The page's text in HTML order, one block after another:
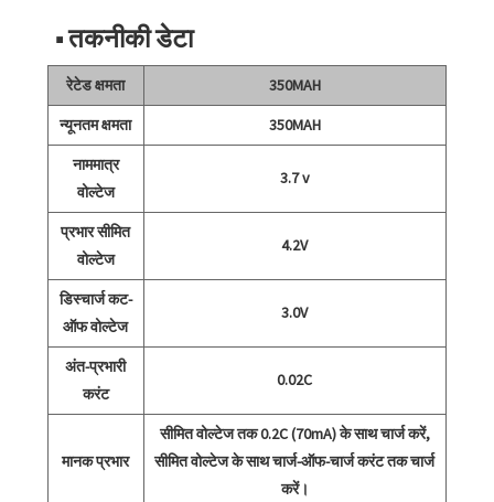
■ तकनीकी डेटा
रेटेड क्षमता
350MAH
न्यूनतम क्षमता
350MAH
नाममात्र
वोल्टेज
3.7 v
प्रभार सीमित
वोल्टेज
4.2V
डिस्चार्ज कट-
ऑफ वोल्टेज
3.0V
अंत-प्रभारी
करंट
0.02C
मानक प्रभार
सीमित वोल्टेज तक 0.2C (70mA) के साथ चार्ज करें,
सीमित वोल्टेज के साथ चार्ज-ऑफ-चार्ज करंट तक चार्ज
करें।